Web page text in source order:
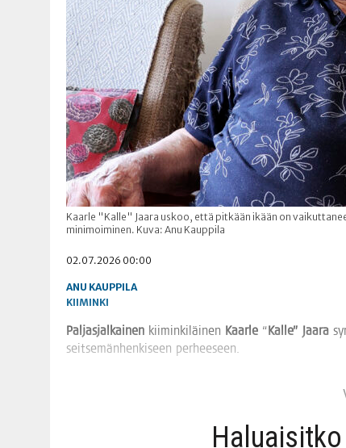
Kaarle "Kalle" Jaara uskoo, että pitkään ikään on
minimoiminen. Kuva: Anu Kauppila
02.07.2026 00:00
ANU KAUPPILA
KIIMINKI
Pal­jas­jal­kai­nen kii­min­ki­läi­nen Kaar­le “Kal­le” Jaa­ra
seit­se­män­hen­ki­seen perheeseen.